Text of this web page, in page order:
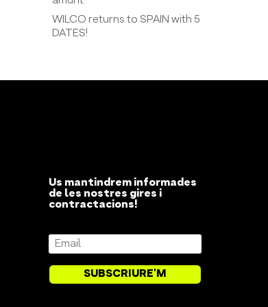
WILCO returns to SPAIN with 5
DATES!
Us mantindrem informades
de les nostres gires i
contractacions!
SUBSCRIURE'M